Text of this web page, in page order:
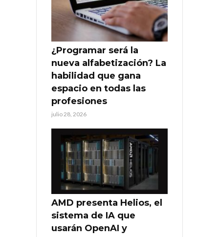
¿Programar será la
nueva alfabetización? La
habilidad que gana
espacio en todas las
profesiones
julio 28, 2026
AMD presenta Helios, el
sistema de IA que
usarán OpenAI y